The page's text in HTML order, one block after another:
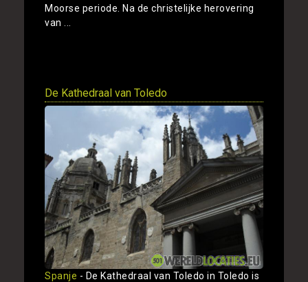
Moorse periode. Na de christelijke herovering
van ...
De Kathedraal van Toledo
Spanje - De Kathedraal van Toledo in Toledo is